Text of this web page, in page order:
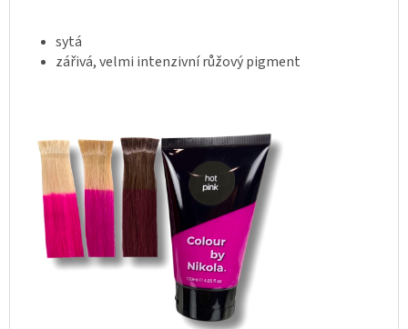
sytá
zářivá, velmi intenzivní růžový pigment